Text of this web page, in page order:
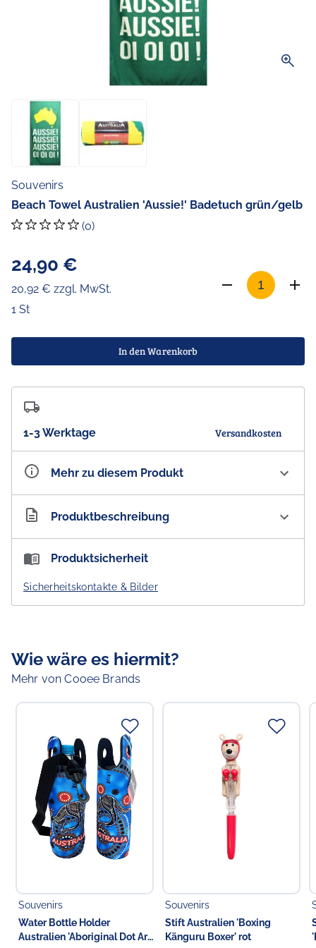
zoom_in
Souvenirs
Beach Towel Australien 'Aussie!' Badetuch grün/gelb
(0)
24,90 €
20,92 € zzgl. MwSt.
1 St
In den Warenkorb
1-3 Werktage Versandkosten
Mehr zu diesem Produkt
Artikelnummer
AU300076
diverse Farben
Produktbeschreibung
Beach Towel Australien - Aussie! Aussie! Aussie! Oi Oi
cm
Maße:160 cm x 80 cm
Aussie! Aussie! Aussie! Oi Oi OI!
Farbe:grün/gelb
Verantwortlicher Lebensmittelunternehmer
Verantwortliche Person in der EU
Choppy's Food & Non-Food GmbH
Koldingstr. 1B
22769 Hamburg
Deutschland
Produktsicherheit
Sicherheitskontakte & Bilder
Wie wäre es hiermit?
Mehr von Cooee Brands
Souvenirs
Water Bottle Holder
Australien 'Aboriginal Dot Art'
Souvenirs
Stift Australien 'Boxing
Känguru Boxer' rot